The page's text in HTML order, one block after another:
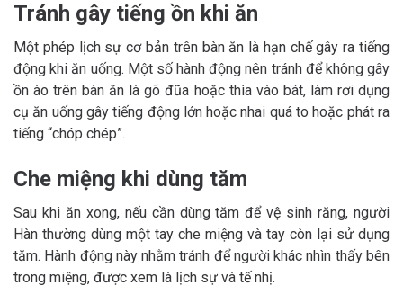
Tránh gây tiếng ồn khi ăn
Một phép lịch sự cơ bản trên bàn ăn là hạn chế gây ra tiếng
động khi ăn uống. Một số hành động nên tránh để không gây
ồn ào trên bàn ăn là gõ đũa hoặc thìa vào bát, làm rơi dụng
cụ ăn uống gây tiếng động lớn hoặc nhai quá to hoặc phát ra
tiếng “chóp chép”.
Che miệng khi dùng tăm
Sau khi ăn xong, nếu cần dùng tăm để vệ sinh răng, người
Hàn thường dùng một tay che miệng và tay còn lại sử dụng
tăm. Hành động này nhằm tránh để người khác nhìn thấy bên
trong miệng, được xem là lịch sự và tế nhị.